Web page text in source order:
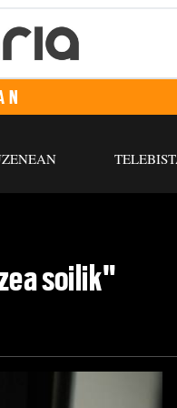
soilik"